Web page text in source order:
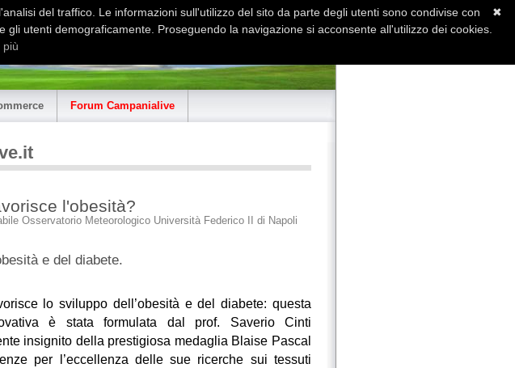
Forum Campanialive
l'obesità?
Osservatorio Meteorologico Università Federico II di Napoli
e del diabete.
lo sviluppo dell’obesità e del diabete: questa
è stata formulata dal prof. Saverio Cinti
insignito della prestigiosa medaglia Blaise Pascal
per l’eccellenza delle sue ricerche sui tessuti
✖
del traffico. Le informazioni sull'utilizzo del sito da parte degli utenti sono condivise con
utenti demograficamente. Proseguendo la navigazione si acconsente all'utilizzo dei cookies.
più